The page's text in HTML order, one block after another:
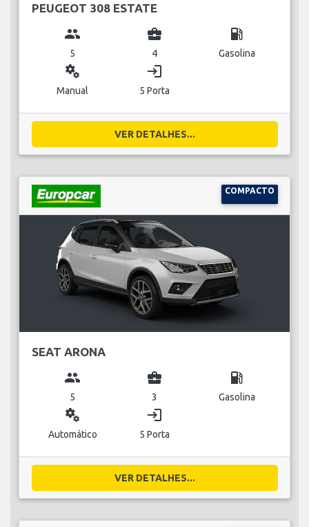
PEUGEOT 308 ESTATE
group
5
business_center
4
local_gas_station
Gasolina
miscellaneous_services
Manual
login
5 Porta
VER DETALHES...
COMPACTO
SEAT ARONA
group
5
business_center
3
local_gas_station
Gasolina
miscellaneous_services
Automático
login
5 Porta
VER DETALHES...